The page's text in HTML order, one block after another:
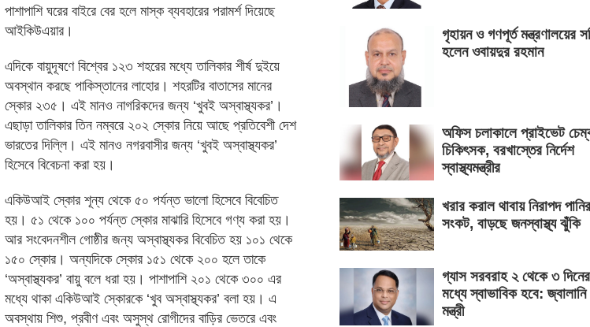
পাশাপাশি ঘরের বাইরে বের হলে মাস্ক ব্যবহারের পরামর্শ দিয়েছে
আইকিউএয়ার।
এদিকে বায়ুদূষণে বিশ্বের ১২৩ শহরের মধ্যে তালিকার শীর্ষ দুইয়ে
অবস্থান করছে পাকিস্তানের লাহোর। শহরটির বাতাসের মানের
স্কোর ২৩৫। এই মানও নাগরিকদের জন্য ‘খুবই অস্বাস্থ্যকর’।
এছাড়া তালিকার তিন নম্বরে ২০২ স্কোর নিয়ে আছে প্রতিবেশী দেশ
ভারতের দিল্লি। এই মানও নগরবাসীর জন্য ‘খুবই অস্বাস্থ্যকর’
হিসেবে বিবেচনা করা হয়।
একিউআই স্কোর শূন্য থেকে ৫০ পর্যন্ত ভালো হিসেবে বিবেচিত
হয়। ৫১ থেকে ১০০ পর্যন্ত স্কোর মাঝারি হিসেবে গণ্য করা হয়।
আর সংবেদনশীল গোষ্ঠীর জন্য অস্বাস্থ্যকর বিবেচিত হয় ১০১ থেকে
১৫০ স্কোর। অন্যদিকে স্কোর ১৫১ থেকে ২০০ হলে তাকে
‘অস্বাস্থ্যকর’ বায়ু বলে ধরা হয়। পাশাপাশি ২০১ থেকে ৩০০ এর
মধ্যে থাকা একিউআই স্কোরকে ‘খুব অস্বাস্থ্যকর’ বলা হয়। এ
অবস্থায় শিশু, প্রবীণ এবং অসুস্থ রোগীদের বাড়ির ভেতরে এবং
গৃহায়ন ও গণপূর্ত মন্ত্রণালয়ের
হলেন ওবায়দুর রহমান
অফিস চলাকালে প্রাইভেট
চিকিৎসক, বরখাস্তের নির্দেশ
স্বাস্থ্যমন্ত্রীর
খরার করাল থাবায় নিরাপদ পানির
সংকট, বাড়ছে জনস্বাস্থ্য ঝুঁকি
গ্যাস সরবরাহ ২ থেকে ৩ দিনের
মধ্যে স্বাভাবিক হবে: জ্বালানি
মন্ত্রী